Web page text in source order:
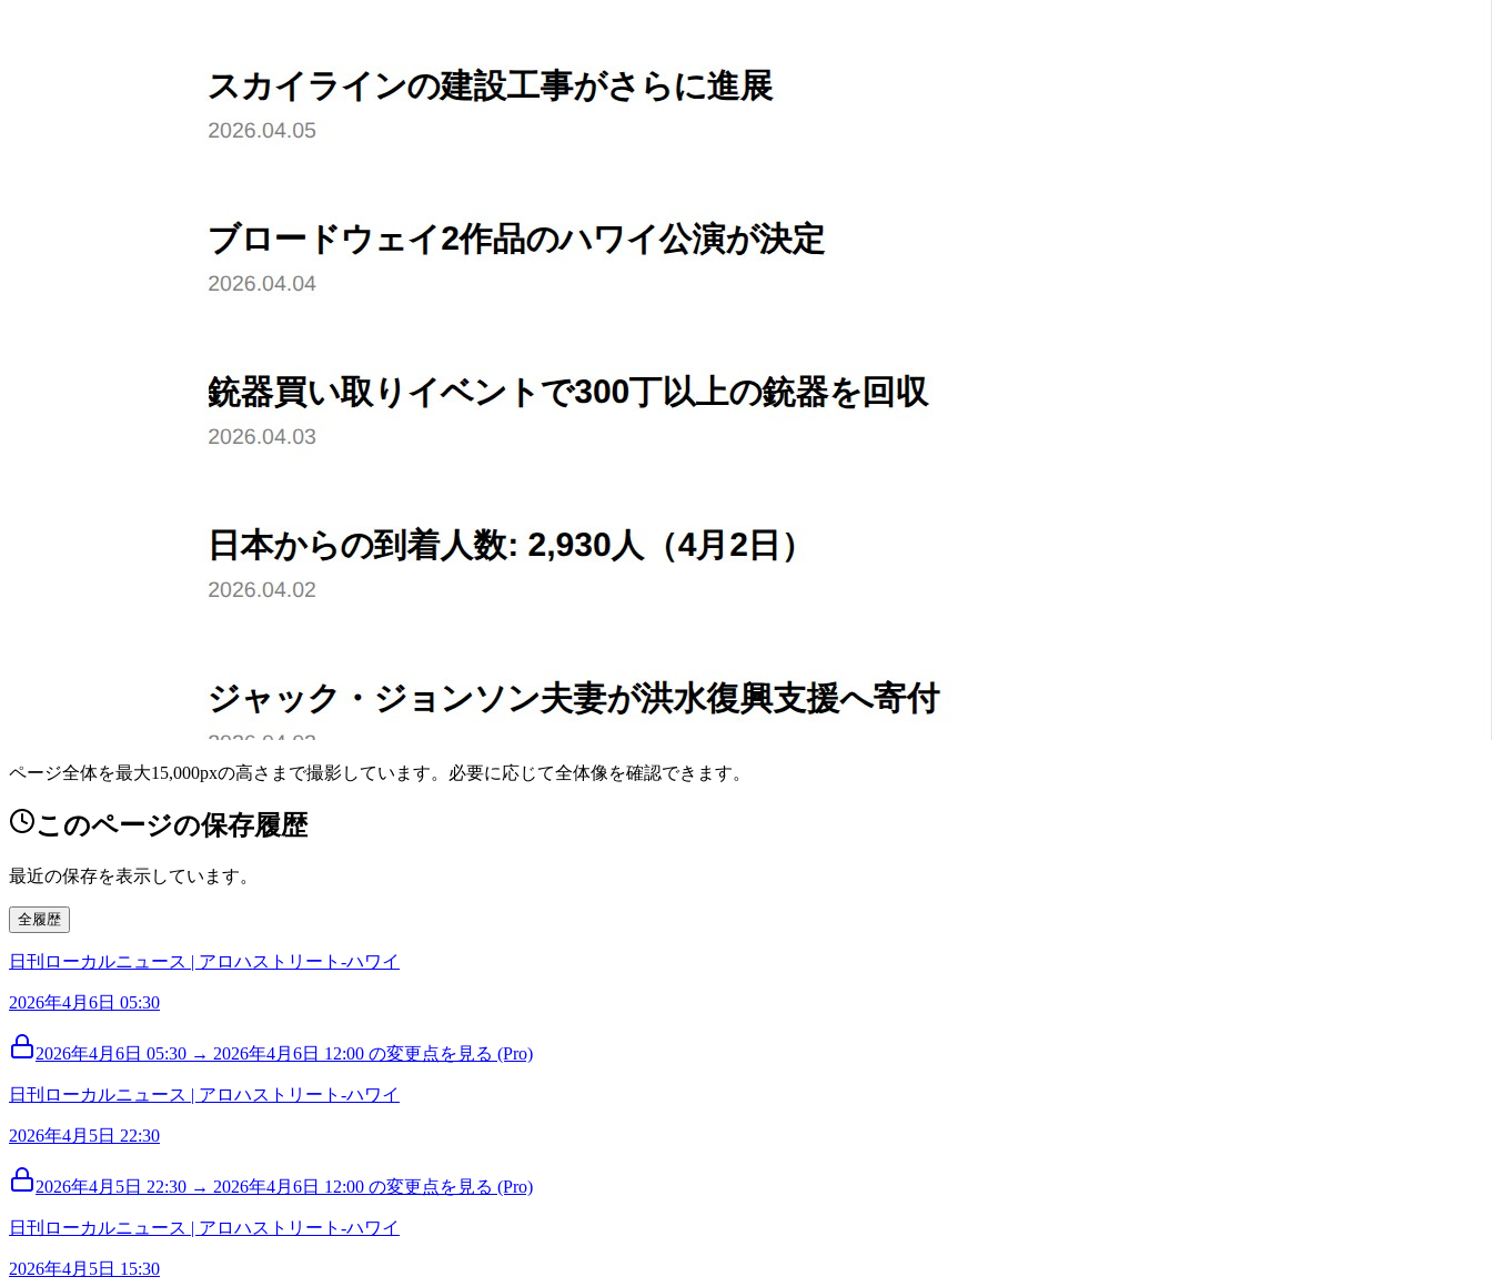
ページ全体を最大15,000pxの高さまで撮影しています。必要に応じて全体像を確認できます。
このページの保存履歴
最近の保存を表示しています。
全履歴
日刊ローカルニュース | アロハストリート-ハワイ
2026年4月6日 05:30
2026年4月6日 05:30 → 2026年4月6日 12:00 の変更点を見る (Pro)
日刊ローカルニュース | アロハストリート-ハワイ
2026年4月5日 22:30
2026年4月5日 22:30 → 2026年4月6日 12:00 の変更点を見る (Pro)
日刊ローカルニュース | アロハストリート-ハワイ
2026年4月5日 15:30